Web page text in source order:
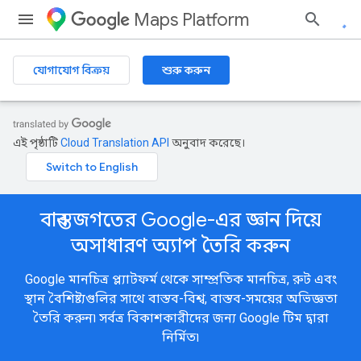
Maps Platform
যোগাযোগ বিক্রয় শুরু করুন
এই পৃষ্ঠাটিCloud Translation API অনুবাদ করেছে।
বাস্তব জগতের Google-এর জ্ঞান দিয়ে
অসাধারণ অ্যাপ তৈরি করুন
Google মানচিত্র প্ল্যাটফর্ম থেকে সাম্প্রতিক মানচিত্র, রুট এবং
স্থান বৈশিষ্ট্যগুলির সাথে বাস্তব-বিশ্ব, বাস্তব-সময়ের অভিজ্ঞতা
তৈরি করুন৷ সর্বত্র বিকাশকারীদের জন্য Google টিম দ্বারা
নির্মিত৷